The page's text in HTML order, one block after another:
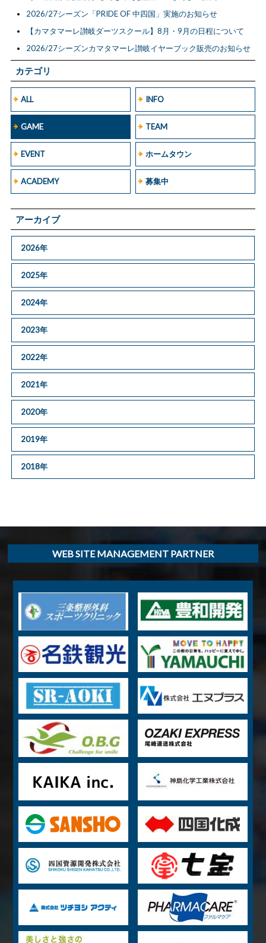
カテゴリ
ALL INFO
GAME TEAM
EVENT ホームタウン
ACADEMY 募集中
アーカイブ
2026年
2025年
2024年
2023年
2022年
2021年
2020年
2019年
2018年
2026/27シーズン「PRIDE OF 中四国」実施のお知らせ
【カマタマーレ讃岐ダーツスクール】8月・9月の日程について
2026/27シーズンカマタマーレ讃岐イヤーブック販売のお知らせ
WEB SITE MANAGEMENT PARTNER